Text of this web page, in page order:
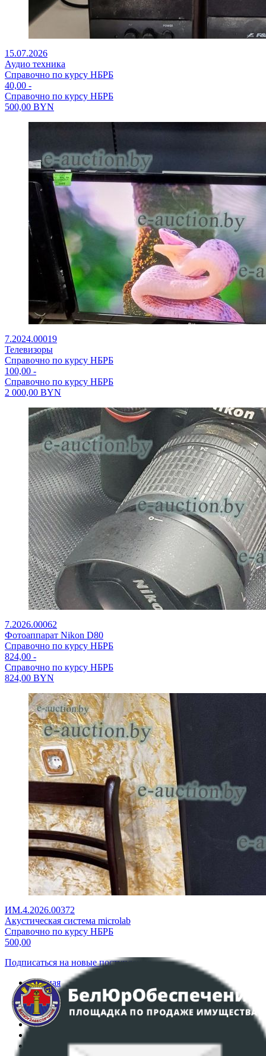
15.07.2026
Аудио техника
Справочно по курсу НБРБ
40,00 -
Справочно по курсу НБРБ
500,00 BYN
7.2024.00019
Телевизоры
Справочно по курсу НБРБ
100,00 -
Справочно по курсу НБРБ
2 000,00 BYN
7.2026.00062
Фотоаппарат Nikon D80
Справочно по курсу НБРБ
824,00 -
Справочно по курсу НБРБ
824,00 BYN
ИМ.4.2026.00372
Акустическая система microlab
Справочно по курсу НБРБ
500,00
Подписаться на новые поступления
Главная
Аукционы
Интернет-магазин
Регламент организации и проведения торгов
Политика в отношении обработки персональных